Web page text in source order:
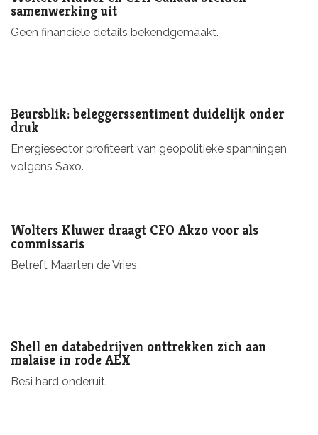
samenwerking uit
Geen financiële details bekendgemaakt.
Beursblik: beleggerssentiment duidelijk onder
druk
Energiesector profiteert van geopolitieke spanningen
volgens Saxo.
Wolters Kluwer draagt CFO Akzo voor als
commissaris
Betreft Maarten de Vries.
Shell en databedrijven onttrekken zich aan
malaise in rode AEX
Besi hard onderuit.